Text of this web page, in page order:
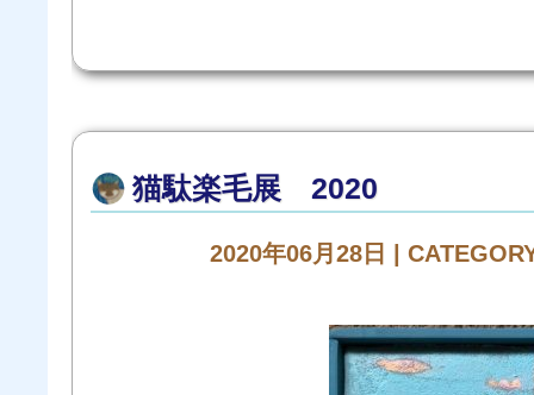
猫駄楽毛展 2020
2020年06月28日 |